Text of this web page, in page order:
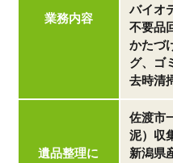
業務内容
バイオ
不要品
かたづ
グ、ゴ
去時清
遺品整理に
佐渡市
泥）収
新潟県